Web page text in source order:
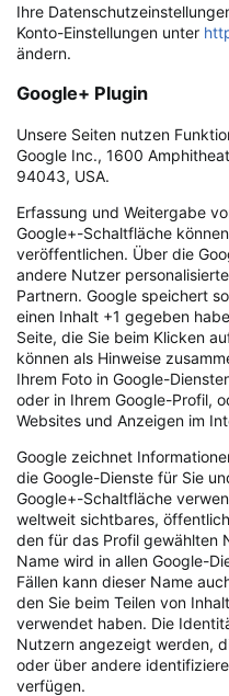
Ihre
Konto-Einstellungen unter
ändern.
Google+ Plugin
Unsere Seiten nutzen
Google Inc., 1600
94043, USA.
Erfassung und Weitergabe
Google+-Schaltfläche
veröffentlichen. Über die
andere Nutzer
Partnern. Google speichert
einen Inhalt +1 gegeben
Seite, die Sie beim Klicken
können als Hinweise
Ihrem Foto in Google-
oder in Ihrem Google-Profil,
Websites und Anzeigen im
Google zeichnet
die Google-Dienste für Sie
Google+-Schaltfläche
weltweit sichtbares,
den für das Profil gewählten
Name wird in allen Google-
Fällen kann dieser Name
den Sie beim Teilen von
verwendet haben. Die
Nutzern angezeigt werden,
oder über andere
verfügen.